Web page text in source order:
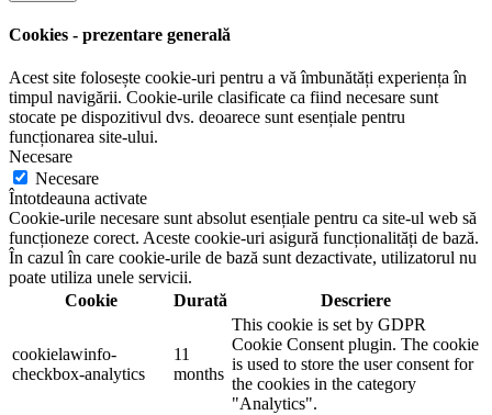
Cookies - prezentare generală
Acest site folosește cookie-uri pentru a vă îmbunătăți experiența în
timpul navigării. Cookie-urile clasificate ca fiind necesare sunt
stocate pe dispozitivul dvs. deoarece sunt esențiale pentru
funcționarea site-ului.
Necesare
Necesare
Întotdeauna activate
Cookie-urile necesare sunt absolut esențiale pentru ca site-ul web să
funcționeze corect. Aceste cookie-uri asigură funcționalități de bază.
În cazul în care cookie-urile de bază sunt dezactivate, utilizatorul nu
poate utiliza unele servicii.
Cookie
Durată Descriere
cookielawinfo-
checkbox-analytics
11
months
This cookie is set by GDPR
Cookie Consent plugin. The cookie
is used to store the user consent for
the cookies in the category
"Analytics".